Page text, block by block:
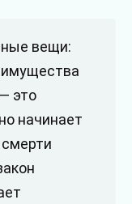
вещи:
это
начинает